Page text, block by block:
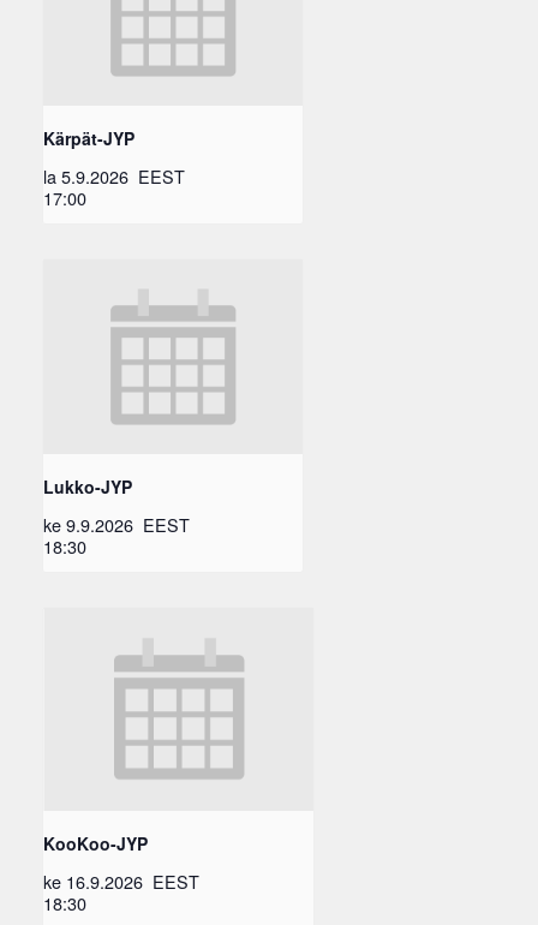
Kärpät-JYP
la 5.9.2026
17:00
EEST
Lukko-JYP
ke 9.9.2026
18:30
EEST
KooKoo-JYP
ke 16.9.2026
18:30
EEST